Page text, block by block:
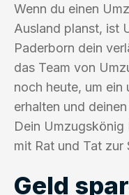
Wenn du einen
Ausland planst, ist
Paderborn dein
das Team von
noch heute, um
erhalten und
Dein Umzugskönig
mit Rat und Tat zur
Geld